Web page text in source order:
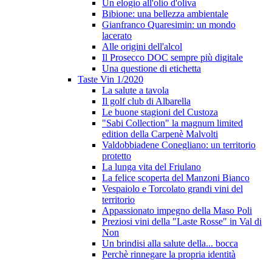
Un elogio all'olio d'oliva
Bibione: una bellezza ambientale
Gianfranco Quaresimin: un mondo
lacerato
Alle origini dell'alcol
Il Prosecco DOC sempre più digitale
Una questione di etichetta
Taste Vin 1/2020
La salute a tavola
Il golf club di Albarella
Le buone stagioni del Custoza
"Sabi Collection" la magnum limited
edition della Carpenè Malvolti
Valdobbiadene Conegliano: un territorio
protetto
La lunga vita del Friulano
La felice scoperta del Manzoni Bianco
Vespaiolo e Torcolato grandi vini del
territorio
Appassionato impegno della Maso Poli
Preziosi vini della "Laste Rosse" in Val di
Non
Un brindisi alla salute della... bocca
Perchè rinnegare la propria identità